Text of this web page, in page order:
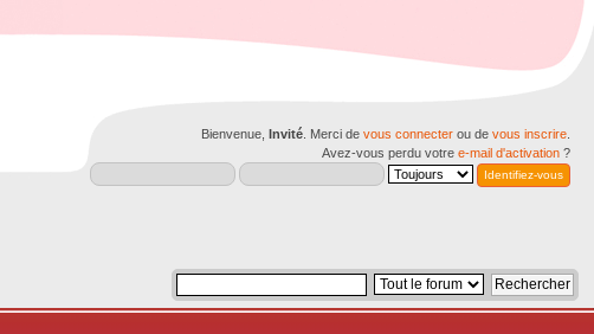
Bienvenue, Invité . Merci de vous connecter ou de vous inscrire
Avez-vous perdu votre e-mail d'activation ?